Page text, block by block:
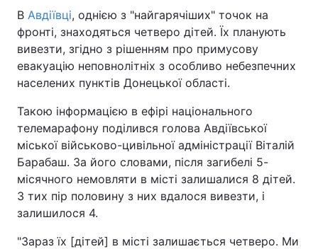
В Авдіївці, однією з "найгарячіших" точок на
фронті, знаходяться четверо дітей. Їх планують
вивезти, згідно з рішенням про примусову
евакуацію неповнолітніх з особливо небезпечних
населених пунктів Донецької області.
Такою інформацією в ефірі національного
телемарафону поділився голова Авдіївської
міської військово-цивільної адміністрації Віталій
Барабаш. За його словами, після загибелі 5-
місячного немовляти в місті залишалися 8 дітей.
З тих пір половину з них вдалося вивезти, і
залишилося 4.
"Зараз їх [дітей] в місті залишається четверо. Ми